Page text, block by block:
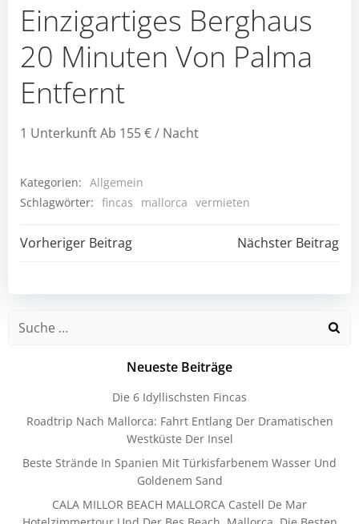
Einzigartiges Berghaus
20 Minuten Von Palma
Entfernt
1 Unterkunft Ab 155 € / Nacht
Kategorien: Allgemein
Schlagwörter: fincas mallorca vermieten
Vorheriger Beitrag Nächster Beitrag
Neueste Beiträge
Die 6 Idyllischsten Fincas
Roadtrip Nach Mallorca: Fahrt Entlang Der Dramatischen
Westküste Der Insel
Beste Strände In Spanien Mit Türkisfarbenem Wasser Und
Goldenem Sand
CALA MILLOR BEACH MALLORCA Castell De Mar